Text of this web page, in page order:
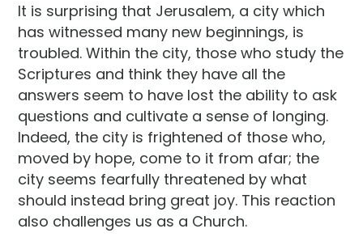
It is surprising that Jerusalem, a city which
has witnessed many new beginnings, is
troubled. Within the city, those who study the
Scriptures and think they have all the
answers seem to have lost the ability to ask
questions and cultivate a sense of longing.
Indeed, the city is frightened of those who,
moved by hope, come to it from afar; the
city seems fearfully threatened by what
should instead bring great joy. This reaction
also challenges us as a Church.